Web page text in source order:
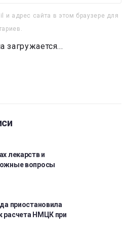
и адрес сайта в этом браузере для
загружается...
лекарств и
вопросы
приостановила
расчета НМЦК при